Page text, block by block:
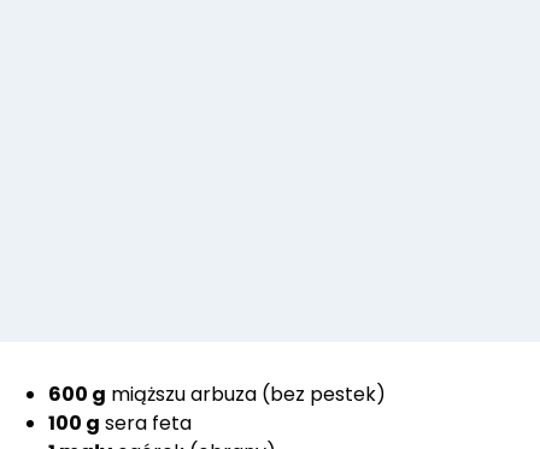
600 g miąższu arbuza (bez pestek)
100 g sera feta